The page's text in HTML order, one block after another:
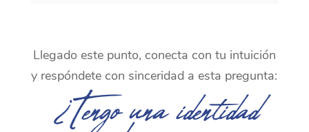
Llegado este punto, conecta con tu intuición
y respóndete con sinceridad a esta pregunta:
¿Tengo una identidad